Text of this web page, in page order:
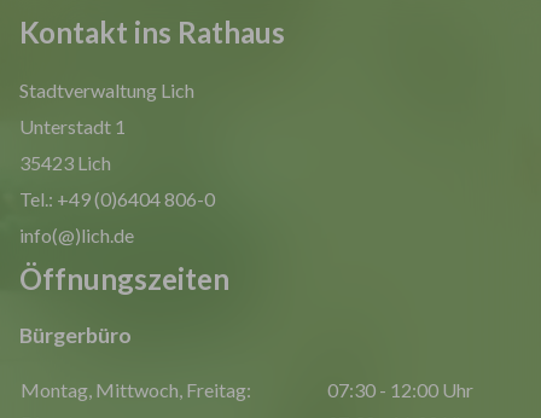
Kontakt ins Rathaus
Stadtverwaltung Lich
Unterstadt 1
35423 Lich
Tel.: +49 (0)6404 806-0
info(@)lich.de
Öffnungszeiten
Bürgerbüro
Montag, Mittwoch, Freitag:
07:30 - 12:00 Uhr